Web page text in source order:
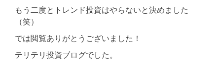
もう二度とトレンド投資はやらないと決めました
（笑）
では閲覧ありがとうございました！
テリテリ投資ブログでした。